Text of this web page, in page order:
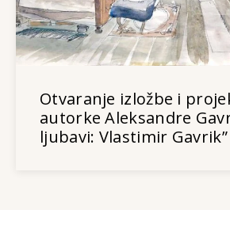
Otvaranje izložbe i
autorke Aleksandre
ljubavi: Vlastimir Gavrik”